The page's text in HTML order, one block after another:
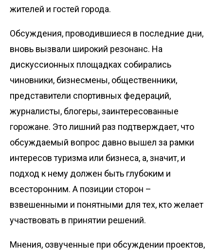
жителей и гостей города.
Обсуждения, проводившиеся в последние дни,
вновь вызвали широкий резонанс. На
дискуссионных площадках собирались
чиновники, бизнесмены, общественники,
представители спортивных федераций,
журналисты, блогеры, заинтересованные
горожане. Это лишний раз подтверждает, что
обсуждаемый вопрос давно вышел за рамки
интересов туризма или бизнеса, а, значит, и
подход к нему должен быть глубоким и
всесторонним. А позиции сторон –
взвешенными и понятными для тех, кто желает
участвовать в принятии решений.
Мнения, озвученные при обсуждении проектов,